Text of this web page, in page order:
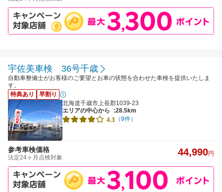
宇佐美車検 36号千歳
自動車整備士がお客様のご要望とお車の状態を合わせた車検を提供いたしま
す。
特典あり
早割り
北海道千歳市上長郡1039-23
エリアの中心から
:28.5km
4.3 （9件）
参考車検価格
法定24ヶ月点検対象 44,990円